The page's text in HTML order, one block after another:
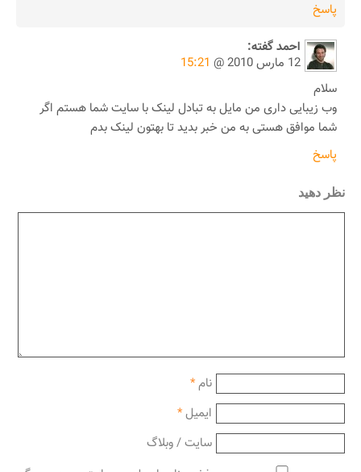
پاسخ
احمدگفته:
12 مارس 2010 @
15:21
سلام
وب زیبایی داری من مایل به تبادل لینک با سایت شما هستم اگر
شما موافق هستی به من خبر بدید تا بهتون لینک بدم
پاسخ
نظر دهید
نام*
ایمیل*
سایت / وبلاگ